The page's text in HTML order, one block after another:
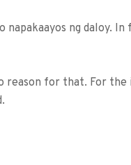
napakaayos ng daloy.
reason for that. For the